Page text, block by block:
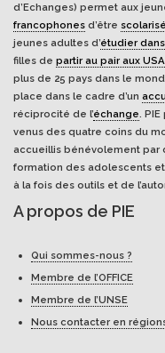
d’Echanges) permet aux
francophones d’être
jeunes adultes d’étudier
filles de partir au pair aux USA
plus de 25 pays dans le
place dans le cadre d’un
réciprocité de l’échange.
venus des quatre coins du
accueillis bénévolement par
formation des adolescents
à la fois des outils et de
A propos de PIE
Qui sommes-nous ?
Membre de l’OFFICE
Membre de l’UNSE
Nous contacter en